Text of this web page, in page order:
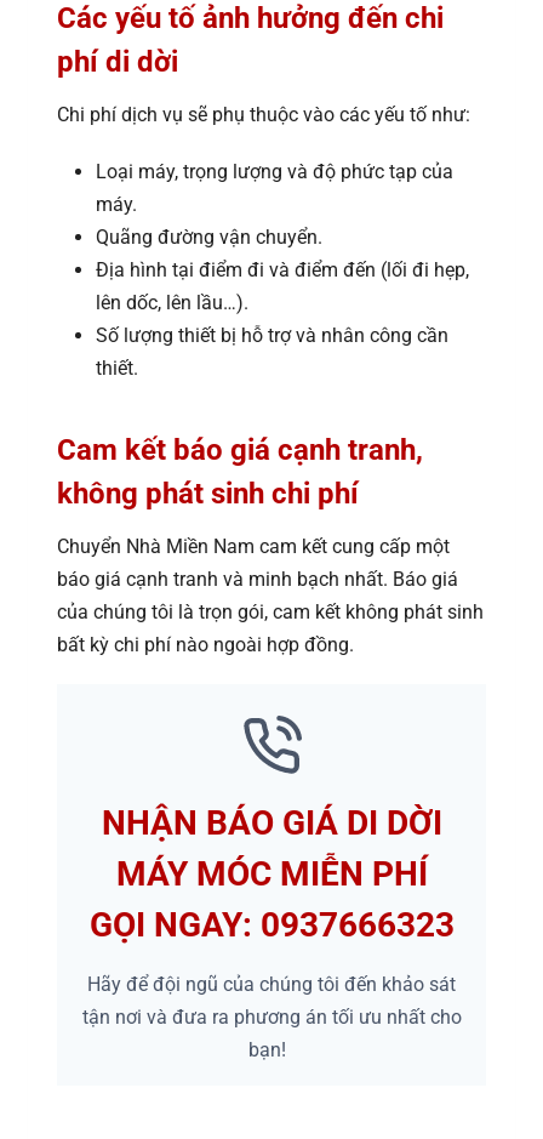
Các yếu tố ảnh hưởng đến chi
phí di dời
Chi phí dịch vụ sẽ phụ thuộc vào các yếu tố như:
Loại máy, trọng lượng và độ phức tạp của
máy.
Quãng đường vận chuyển.
Địa hình tại điểm đi và điểm đến (lối đi hẹp,
lên dốc, lên lầu…).
Số lượng thiết bị hỗ trợ và nhân công cần
thiết.
Cam kết báo giá cạnh tranh,
không phát sinh chi phí
Chuyển Nhà Miền Nam cam kết cung cấp một
báo giá cạnh tranh và minh bạch nhất. Báo giá
của chúng tôi là trọn gói, cam kết không phát sinh
bất kỳ chi phí nào ngoài hợp đồng.
NHẬN BÁO GIÁ DI DỜI
MÁY MÓC MIỄN PHÍ
GỌI NGAY: 0937666323
Hãy để đội ngũ của chúng tôi đến khảo sát
tận nơi và đưa ra phương án tối ưu nhất cho
bạn!